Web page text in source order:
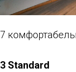
7
3 Standard